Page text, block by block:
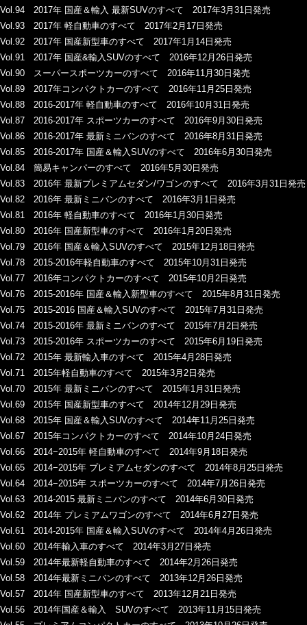
Vol.94 2017年 国産＆輸入 最新SUVのすべて 2017年3月31日発売
Vol.93 2017年 軽自動車のすべて 2017年2月17日発売
Vol.92 2017年 国産新型車のすべて 2017年1月14日発売
Vol.91 2017年 国産&輸入SUVのすべて 2016年12月26日発売
Vol.90 スーパースポーツカーのすべて 2016年11月30日発売
Vol.89 2017年コンパクトカーのすべて 2016年11月25日発売
Vol.88 2016-2017年 軽自動車のすべて 2016年10月31日発売
Vol.87 2016-2017年 スポーツカーのすべて 2016年9月30日発売
Vol.86 2016-2017年 最新ミニバンのすべて 2016年8月31日発売
Vol.85 2016-2017年 国産＆輸入SUVのすべて 2016年6月30日発売
Vol.84 簡易キャンパーのすべて 2016年5月30日発売
Vol.83 2016年 最新プレミアムセダン/ワゴンのすべて 2016年3月31日発売
Vol.82 2016年 最新ミニバンのすべて 2016年3月1日発売
Vol.81 2016年 軽自動車のすべて 2016年1月30日発売
Vol.80 2016年 国産新型車のすべて 2016年1月20日発売
Vol.79 2016年 国産＆輸入SUVのすべて 2015年12月18日発売
Vol.78 2015-2016年軽自動車のすべて 2015年10月31日発売
Vol.77 2016年コンパクトカーのすべて 2015年10月2日発売
Vol.76 2015-2016年 国産＆輸入新型車のすべて 2015年8月31日発売
Vol.75 2015-2016 国産＆輸入SUVのすべて 2015年7月31日発売
Vol.74 2015-2016年 最新ミニバンのすべて 2015年7月2日発売
Vol.73 2015-2016年 スポーツカーのすべて 2015年6月19日発売
Vol.72 2015年 最新輸入車のすべて 2015年4月28日発売
Vol.71 2015年軽自動車のすべて 2015年3月2日発売
Vol.70 2015年 最新ミニバンのすべて 2015年1月31日発売
Vol.69 2015年 国産新型車のすべて 2014年12月29日発売
Vol.68 2015年 国産＆輸入SUVのすべて 2014年11月25日発売
Vol.67 2015年コンパクトカーのすべて 2014年10月24日発売
Vol.66 2014−2015年 軽自動車のすべて 2014年9月18日発売
Vol.65 2014−2015年 プレミアムセダンのすべて 2014年8月25日発売
Vol.64 2014−2015年 スポーツカーのすべて 2014年7月26日発売
Vol.63 2014-2015 最新ミニバンのすべて 2014年6月30日発売
Vol.62 2014年 プレミアムワゴンのすべて 2014年6月27日発売
Vol.61 2014-2015年 国産＆輸入SUVのすべて 2014年4月26日発売
Vol.60 2014年輸入車のすべて 2014年3月27日発売
Vol.59 2014年最新軽自動車のすべて 2014年2月26日発売
Vol.58 2014年最新ミニバンのすべて 2013年12月26日発売
Vol.57 2014年 国産新型車のすべて 2013年12月21日発売
Vol.56 2014年国産＆輸入 SUVのすべて 2013年11月15日発売